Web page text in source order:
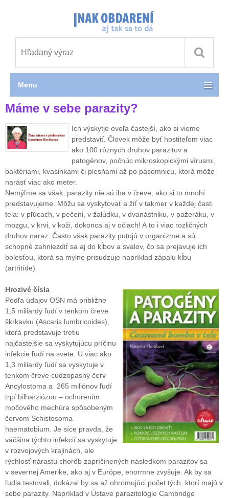
Máme v sebe parazity?
Ich výskytje oveľa častejší, ako si vieme
predstaviť. Človek môže byť hostiteľom viac
ako 100 rôznych druhov parazitov a
patogénov, počnúc mikroskopickými vírusmi,
baktériami, kvasinkami či plesňami až po pásomnicu, ktorá môže
narásť viac ako meter.
Nemýľme sa však, parazity nie sú iba v čreve, ako si to mnohí
predstavujeme. Môžu sa vyskytovať a žiť v takmer v každej časti
tela: v pľúcach, v pečeni, v žalúdku, v dvanástniku, v pažeráku, v
mozgu, v krvi, v koži, dokonca aj v očiach! A to i viac rozličných
druhov naraz. Často však parazity putujú v organizme a sú
schopné zahniezdiť sa aj do kĺbov a svalov, čo sa prejavuje ich
bolesťou, ktorá sa mylne prisudzuje napríklad zápalu kĺbu
(artritíde).
Hrozivé čísla
Podľa údajov OSN má približne
1,5 miliardy ľudí v tenkom čreve
škrkavku (Ascaris lumbricoides),
ktorá predstavuje tretiu
najčastejšie sa vyskytujúcu príčinu
infekcie ľudí na svete. U viac ako
1,3 miliardy ľudí sa vyskytuje v
tenkom čreve cudzopasný červ
Ancylostoma a 265 miliónov ľudí
trpí bilharziózou – ochorením
močového mechúra spôsobeným
červom Schistosoma
haematobium. Je síce pravda, že
väčšina týchto infekcií sa vyskytuje
v rozvojových krajinách, ale
rýchlosť nárastu chorôb zapríčinených následkom parazitov sa
v severnej Amerike, ako aj v Európe, enormne zvyšuje. Ak by sa
ľudia testovali, dokázal by sa až ohromujúci počet tých, ktorí majú v
sebe parazity. Napríklad v Ústave parazitológie Cambridge
Menu